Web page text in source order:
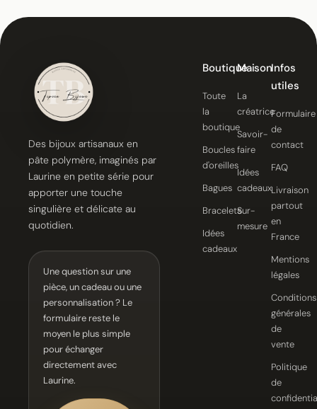
Des bijoux artisanaux en
pâte polymère, imaginés par
Laurine en petite série pour
apporter une touche
singulière et délicate au
quotidien.
Une question sur une
pièce, un cadeau ou une
personnalisation ? Le
formulaire reste le
moyen le plus simple
pour échanger
directement avec
Laurine.
Boutique
Toute
la
boutique
Boucles
d'oreilles
Bagues
Bracelets
Idées
cadeaux
Maison
La
créatrice
Savoir-
faire
Idées
cadeaux
Sur-
mesure
Infos
utiles
Formulaire
de
contact
FAQ
Livraison
partout
en
France
Mentions
légales
Conditions
générales
de
vente
Politique
de